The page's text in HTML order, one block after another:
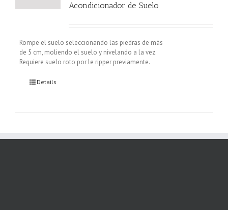
Acondicionador de Suelo
Rompe el suelo seleccionando las piedras de más
de 5 cm, moliendo el suelo y nivelando a la vez.
Requiere suelo roto por le ripper previamente.
Details